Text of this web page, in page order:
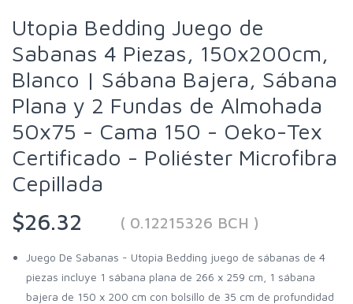
Utopia Bedding Juego de
Sabanas 4 Piezas, 150x200cm,
Blanco | Sábana Bajera, Sábana
Plana y 2 Fundas de Almohada
50x75 - Cama 150 - Oeko-Tex
Certificado - Poliéster Microfibra
Cepillada
$26.32
( 0.12215326 BCH )
Juego De Sabanas - Utopia Bedding juego de sábanas de 4
piezas incluye 1 sábana plana de 266 x 259 cm, 1 sábana
bajera de 150 x 200 cm con bolsillo de 35 cm de profundidad